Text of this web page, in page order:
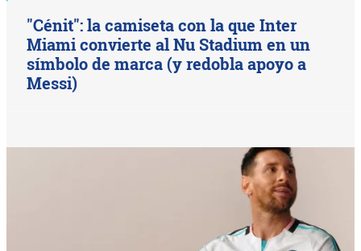
"Cénit": la camiseta con la que Inter
Miami convierte al Nu Stadium en un
símbolo de marca (y redobla apoyo a
Messi)